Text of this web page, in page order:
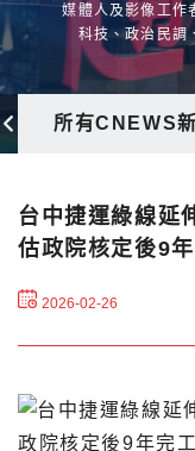
媒體人及影像工作
科技、政治民調
所有CNEWS
台中捷運綠線延
估政院核定後9
2026-02-26